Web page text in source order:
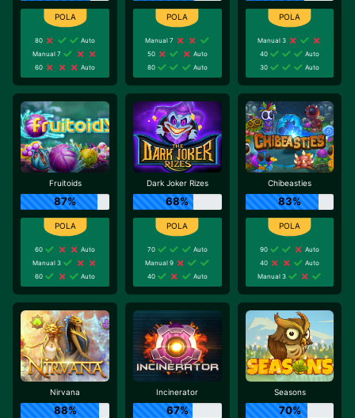
80
Auto
Manual 7
60
Auto
Manual 7
50
Auto
80
Auto
Manual 3
40
Auto
30
Auto
Fruitoids
87%
60
Auto
Manual 3
60
Auto
Dark Joker Rizes
68%
70
Auto
Manual 9
40
Auto
Chibeasties
83%
90
Auto
40
Auto
Manual 3
Nirvana
88%
Incinerator
67%
Seasons
70%